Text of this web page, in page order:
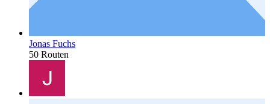
Jonas Fuchs
50 Routen